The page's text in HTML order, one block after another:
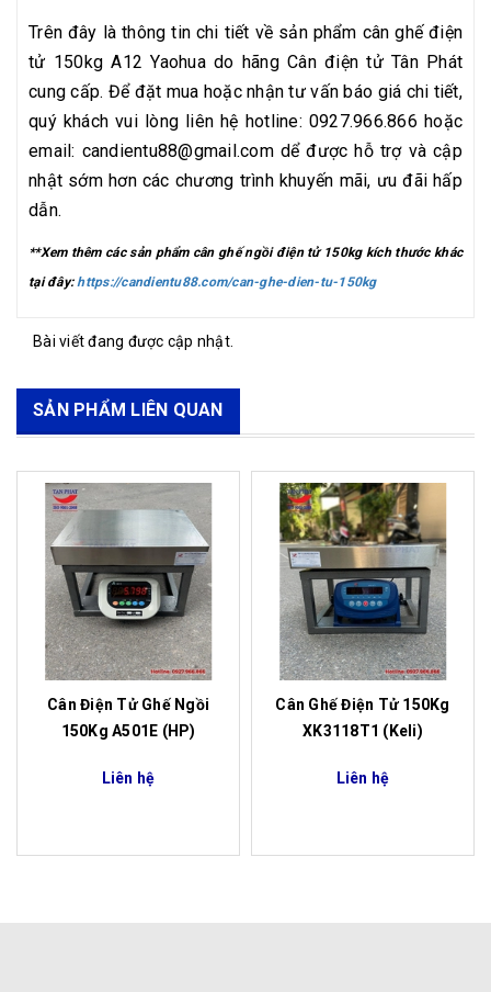
Trên đây là thông tin chi tiết về sản phẩm cân ghế điện
tử 150kg A12 Yaohua do hãng Cân điện tử Tân Phát
cung cấp. Để đặt mua hoặc nhận tư vấn báo giá chi tiết,
quý khách vui lòng liên hệ hotline: 0927.966.866 hoặc
email: candientu88@gmail.com dể được hỗ trợ và cập
nhật sớm hơn các chương trình khuyến mãi, ưu đãi hấp
dẫn.
**Xem thêm các sản phẩm cân ghế ngồi điện tử 150kg kích thước khác
tại đây:https://candientu88.com/can-ghe-dien-tu-150kg
Bài viết đang được cập nhật.
SẢN PHẨM LIÊN QUAN
Cân Điện Tử Ghế Ngồi
150Kg A501E (HP)
Liên hệ
Cân Ghế Điện Tử 150Kg
XK3118T1 (Keli)
Liên hệ